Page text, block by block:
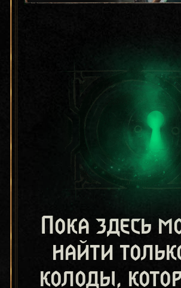
Пока здесь
найти
колоды,